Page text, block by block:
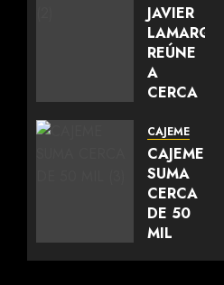
JAVIER
LAMARQUE
REÚNE
A
CERCA
LÍDERES
DEL
SUR DE
SONORA
Y
FORTALECE
CAJEME
CAJEME
SUMA
CERCA
DE 50
MIL